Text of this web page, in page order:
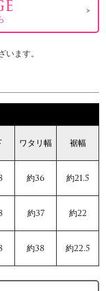
ます。
ワタリ幅 裾幅
約36 約21.5
約37 約22
約38 約22.5